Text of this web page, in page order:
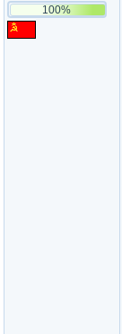
100%